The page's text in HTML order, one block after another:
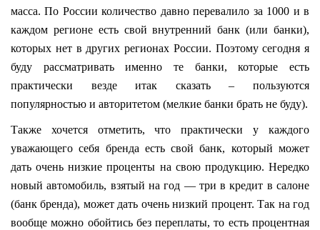
масса. По России количество давно перевалило за 1000 и в
каждом регионе есть свой внутренний банк (или банки),
которых нет в других регионах России. Поэтому сегодня я
буду рассматривать именно те банки, которые есть
практически везде итак сказать – пользуются
популярностью и авторитетом (мелкие банки брать не буду).
Также хочется отметить, что практически у каждого
уважающего себя бренда есть свой банк, который может
дать очень низкие проценты на свою продукцию. Нередко
новый автомобиль, взятый на год — три в кредит в салоне
(банк бренда), может дать очень низкий процент. Так на год
вообще можно обойтись без переплаты, то есть процентная